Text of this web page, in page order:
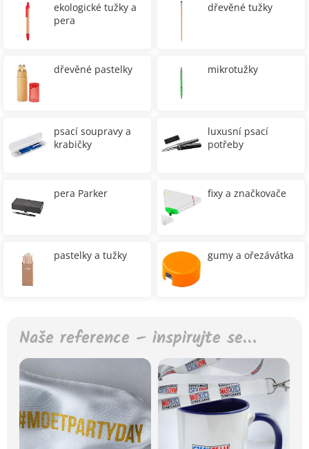
ekologické tužky a
pera
dřevěné tužky
dřevěné pastelky mikrotužky
psací soupravy a
krabičky
luxusní psací
potřeby
pera Parker fixy a značkovače
pastelky a tužky gumy a ořezávátka
Naše reference – inspirujte se…